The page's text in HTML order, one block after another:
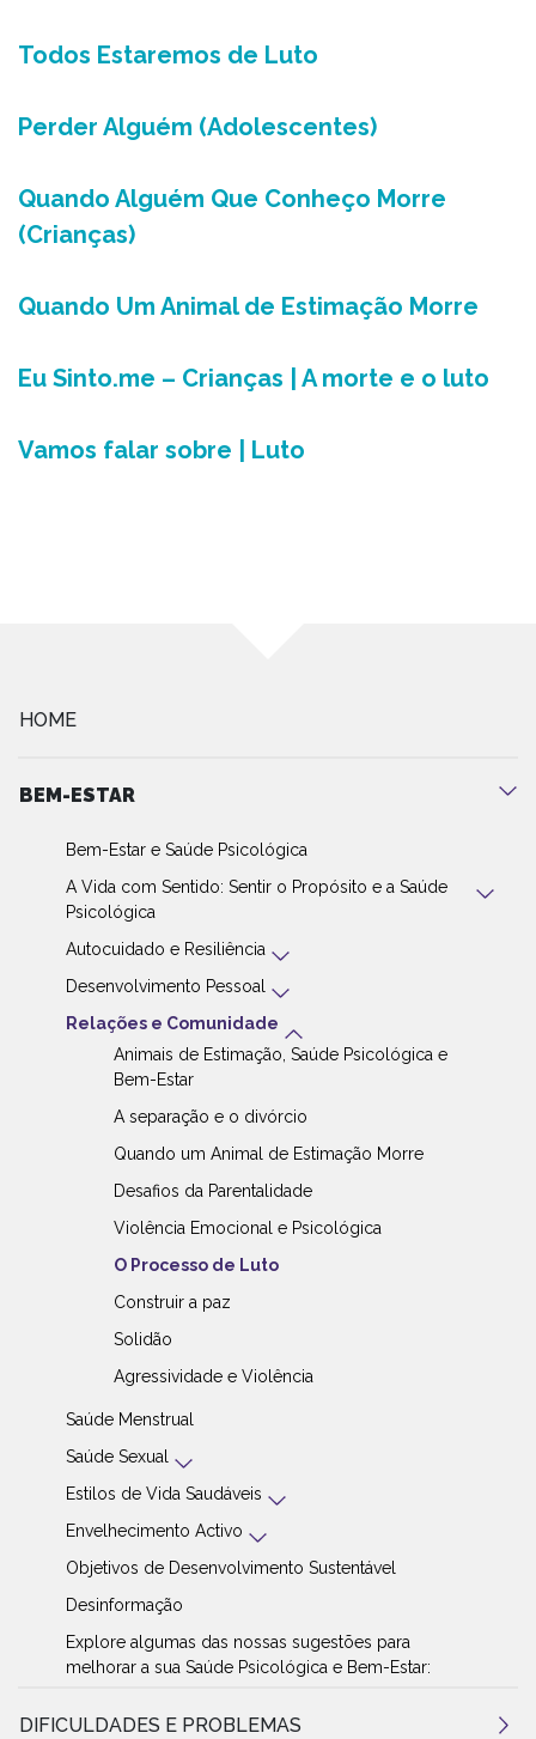
Todos Estaremos de Luto
Perder Alguém (Adolescentes)
Quando Alguém Que Conheço Morre
(Crianças)
Quando Um Animal de Estimação Morre
Eu Sinto.me – Crianças | A morte e o luto
Vamos falar sobre | Luto
HOME
BEM-ESTAR
Bem-Estar e Saúde Psicológica
A Vida com Sentido: Sentir o Propósito e a Saúde
Psicológica
Autocuidado e Resiliência
Desenvolvimento Pessoal
Relações e Comunidade
Animais de Estimação, Saúde Psicológica e
Bem-Estar
A separação e o divórcio
Quando um Animal de Estimação Morre
Desafios da Parentalidade
Violência Emocional e Psicológica
O Processo de Luto
Construir a paz
Solidão
Agressividade e Violência
Saúde Menstrual
Saúde Sexual
Estilos de Vida Saudáveis
Envelhecimento Activo
Objetivos de Desenvolvimento Sustentável
Desinformação
Explore algumas das nossas sugestões para
melhorar a sua Saúde Psicológica e Bem-Estar:
DIFICULDADES E PROBLEMAS